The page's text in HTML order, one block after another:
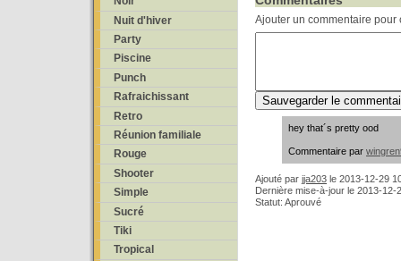
Nuit d'hiver
Party
Piscine
Punch
Rafraichissant
Retro
Réunion familiale
Rouge
Shooter
Simple
Sucré
Tiki
Tropical
Ajouter un commentaire pour
hey that´s pretty ood
Commentaire par
Ajouté par jja203 le 2013-12-29
Dernière mise-à-jour le 2013-12-
Statut: Aprouvé